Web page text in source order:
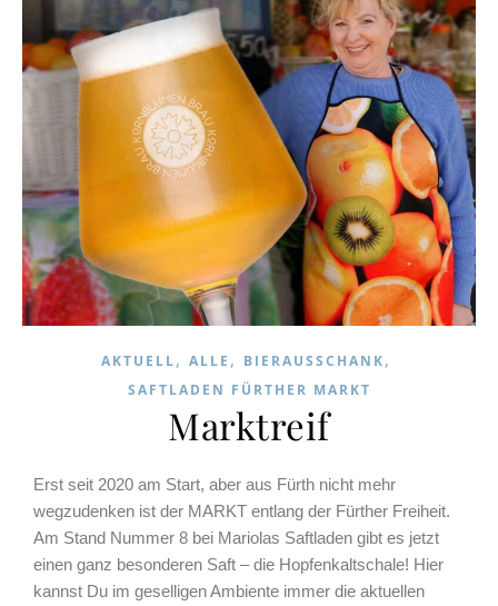
AKTUELL, ALLE , BIERAUSSCHANK,
SAFTLADEN FÜRTHER MARKT
Marktreif
Erst seit 2020 am Start, aber aus Fürth nicht mehr
wegzudenken ist der MARKT entlang der Fürther Freiheit.
Am Stand Nummer 8 bei Mariolas Saftladen gibt es jetzt
einen ganz besonderen Saft – die Hopfenkaltschale! Hier
kannst Du im geselligen Ambiente immer die aktuellen